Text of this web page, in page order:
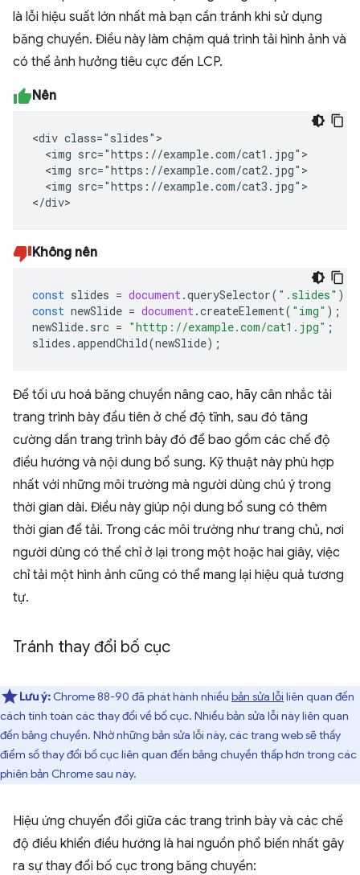
là lỗi hiệu suất lớn nhất mà bạn cần tránh khi sử dụng
băng chuyền. Điều này làm chậm quá trình tải hình ảnh và
có thể ảnh hưởng tiêu cực đến LCP.
Nên
<div class="slides">
  <img src="https://example.com/cat1.jpg">
  <img src="https://example.com/cat2.jpg">
  <img src="https://example.com/cat3.jpg">
</div>
Không nên
const slides = document .querySelector( ".slides" );
const newSlide = document .createElement( "img" );
newSlide. src = "htttp://example.com/cat1.jpg" ;
slides .appendChild(newSlide);
Để tối ưu hoá băng chuyền nâng cao, hãy cân nhắc tải
trang trình bày đầu tiên ở chế độ tĩnh, sau đó tăng
cường dần trang trình bày đó để bao gồm các chế độ
điều hướng và nội dung bổ sung. Kỹ thuật này phù hợp
nhất với những môi trường mà người dùng chú ý trong
thời gian dài. Điều này giúp nội dung bổ sung có thêm
thời gian để tải. Trong các môi trường như trang chủ, nơi
người dùng có thể chỉ ở lại trong một hoặc hai giây, việc
chỉ tải một hình ảnh cũng có thể mang lại hiệu quả tương
tự.
Tránh thay đổi bố cục
Lưu ý: Chrome 88-90 đã phát hành nhiều bản sửa lỗi liên quan đến
cách tính toán các thay đổi về bố cục. Nhiều bản sửa lỗi này liên quan
đến băng chuyền. Nhờ những bản sửa lỗi này, các trang web sẽ thấy
điểm số thay đổi bố cục liên quan đến băng chuyền thấp hơn trong các
phiên bản Chrome sau này.
Hiệu ứng chuyển đổi giữa các trang trình bày và các chế
độ điều khiển điều hướng là hai nguồn phổ biến nhất gây
ra sự thay đổi bố cục trong băng chuyền: